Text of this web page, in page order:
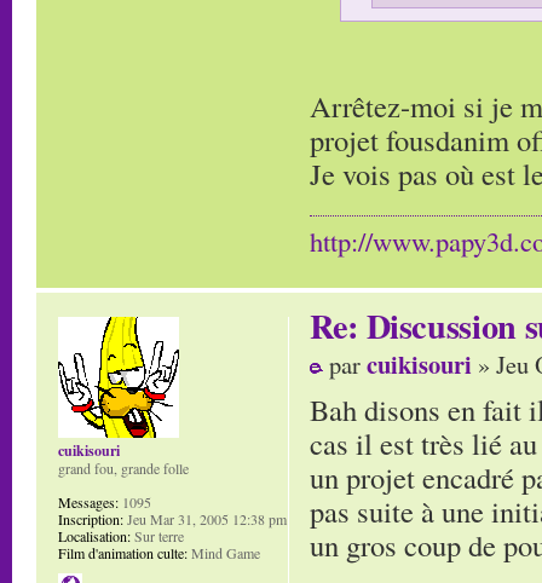
Arrêtez-moi si je
projet fousdanim
Je vois pas où est
http://
Re: Discussion
parcuikisouri » Jeu
Bah disons en fait
cas il est très lié
un projet encadré
pas suite à une
un gros coup de
cuikisouri
grand fou, grande folle
Messages: 1095
Inscription:Jeu Mar 31, 2005 12:38 pm
Localisation:Sur terre
Film d'animation culte:Mind Game